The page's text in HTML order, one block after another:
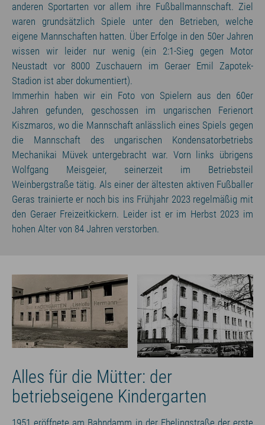
anderen Sportarten vor allem ihre Fußballmannschaft. Ziel
waren grundsätzlich Spiele unter den Betrieben, welche
eigene Mannschaften hatten. Über Erfolge in den 50er Jahren
wissen wir leider nur wenig (ein 2:1-Sieg gegen Motor
Neustadt vor 8000 Zuschauern im Geraer Emil Zapotek-
Stadion ist aber dokumentiert).
Immerhin haben wir ein Foto von Spielern aus den 60er
Jahren gefunden, geschossen im ungarischen Ferienort
Kiszmaros, wo die Mannschaft anlässlich eines Spiels gegen
die Mannschaft des ungarischen Kondensatorbetriebs
Mechanikai Müvek untergebracht war. Vorn links übrigens
Wolfgang Meisgeier, seinerzeit im Betriebsteil
Weinbergstraße tätig. Als einer der ältesten aktiven Fußballer
Geras trainierte er noch bis ins Frühjahr 2023 regelmäßig mit
den Geraer Freizeitkickern. Leider ist er im Herbst 2023 im
hohen Alter von 84 Jahren verstorben.
Alles für die Mütter: der
betriebseigene Kindergarten